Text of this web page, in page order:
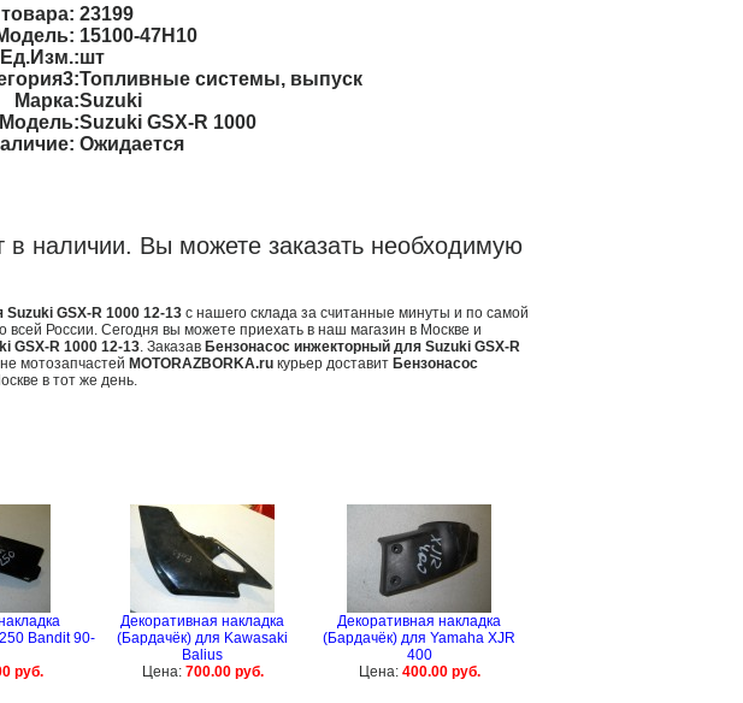
23199
15100-47H10
Ед.Изм.:шт
Топливные системы, выпуск
Марка:Suzuki
Модель:Suzuki GSX-R 1000
Ожидается
в наличии. Вы можете заказать необходимую
GSX-R 1000 12-13 с нашего склада за считанные минуты и по самой
всей России. Сегодня вы можете приехать в наш магазин в Москве и
GSX-R 1000 12-13. Заказав Бензонасос инжекторный для Suzuki GSX-R
мотозапчастей MOTORAZBORKA.ru курьер доставит Бензонасос
в тот же день.
Bandit 90-
руб.
Декоративная накладка
(Бардачёк) для Kawasaki
Balius
Цена: 700.00 руб.
Декоративная накладка
(Бардачёк) для Yamaha XJR
400
Цена: 400.00 руб.